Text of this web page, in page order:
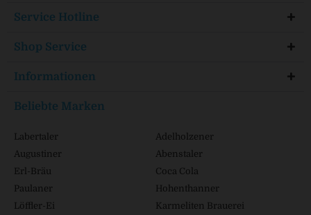
Service Hotline
Shop Service
Informationen
Beliebte Marken
Labertaler
Adelholzener
Augustiner
Abenstaler
Erl-Bräu
Coca Cola
Paulaner
Hohenthanner
Löffler-Ei
Karmeliten Brauerei